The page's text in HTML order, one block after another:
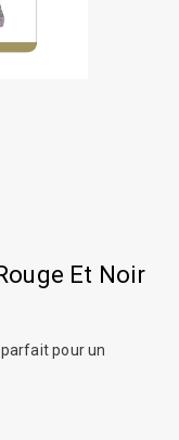
Et Noir
pour un